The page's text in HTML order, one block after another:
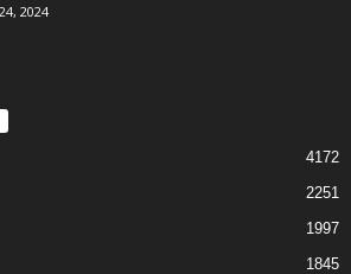
2024
4172
2251
1997
1845